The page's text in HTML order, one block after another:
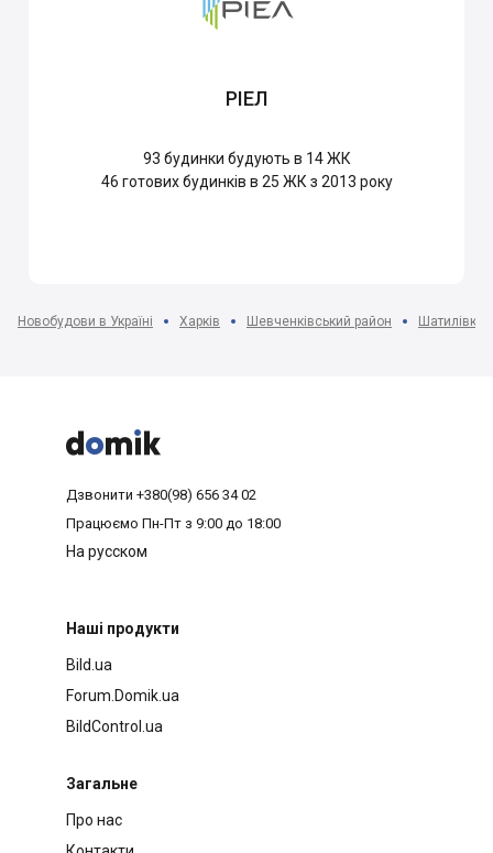
РІЕЛ
93 будинки будують в 14 ЖК
46 готових будинків в 25 ЖК з 2013 року
Новобудови в Україні Харків Шевченківський район Шатилівка



Дзвонити +380(98) 656 34 02
Працюємо Пн-Пт з 9:00 до 18:00
На русском
Наші продукти
Bild.ua
Forum.Domik.ua
BildControl.ua
Загальне
Про нас